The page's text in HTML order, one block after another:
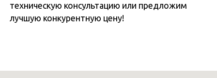
техническую консультацию или предложим
лучшую конкурентную цену!